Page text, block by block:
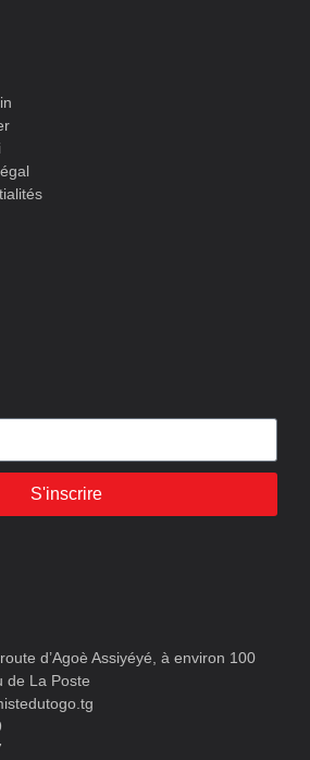
S'inscrire
d’Agoè Assiyéyé, à environ 100
de La Poste